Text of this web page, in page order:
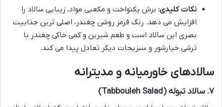
نکات کلیدی: برش یکنواخت و مکعبی مواد، زیبایی سالاد را
افزایش می دهد. رنگ قرمز روشن چغندر، اصلی ترین جذابیت
بصری این سالاد است و طعم شیرین و کمی خاکی چغندر با
ترشی خیارشور و سبزیجات دیگر تعادل پیدا می کند.
سالادهای خاورمیانه و مدیترانه
۷. سالاد تبوله (Tabbouleh Salad)